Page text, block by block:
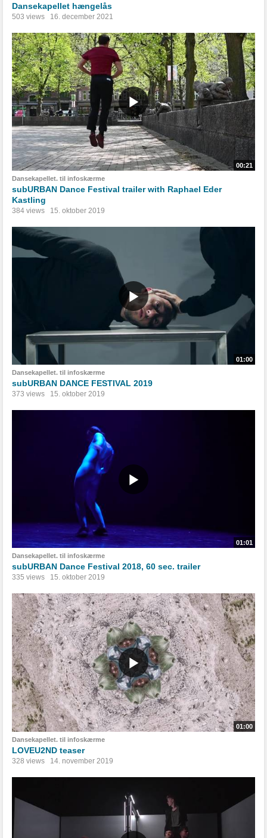
Dansekapellet hængelås
503 views 16. december 2021
00:21
Dansekapellet. til infoskærme
subURBAN Dance Festival trailer with Raphael Eder
Kastling
384 views 15. oktober 2019
01:00
Dansekapellet. til infoskærme
subURBAN DANCE FESTIVAL 2019
373 views 15. oktober 2019
01:01
Dansekapellet. til infoskærme
subURBAN Dance Festival 2018, 60 sec. trailer
335 views 15. oktober 2019
01:00
Dansekapellet. til infoskærme
LOVEU2ND teaser
328 views 14. november 2019